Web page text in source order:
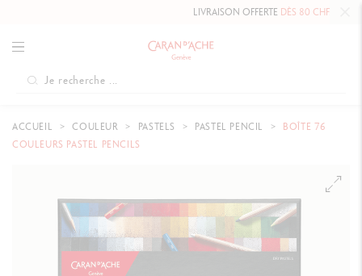
LIVRAISON OFFERTEDÈS 80 CHF.
ACCUEIL COULEUR PASTELS PASTEL PENCIL
BOÎTE 76
COULEURS PASTEL PENCILS